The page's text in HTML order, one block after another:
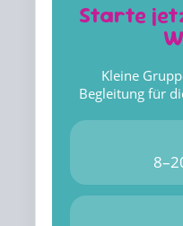
Starte
Kleine
Begleitung für